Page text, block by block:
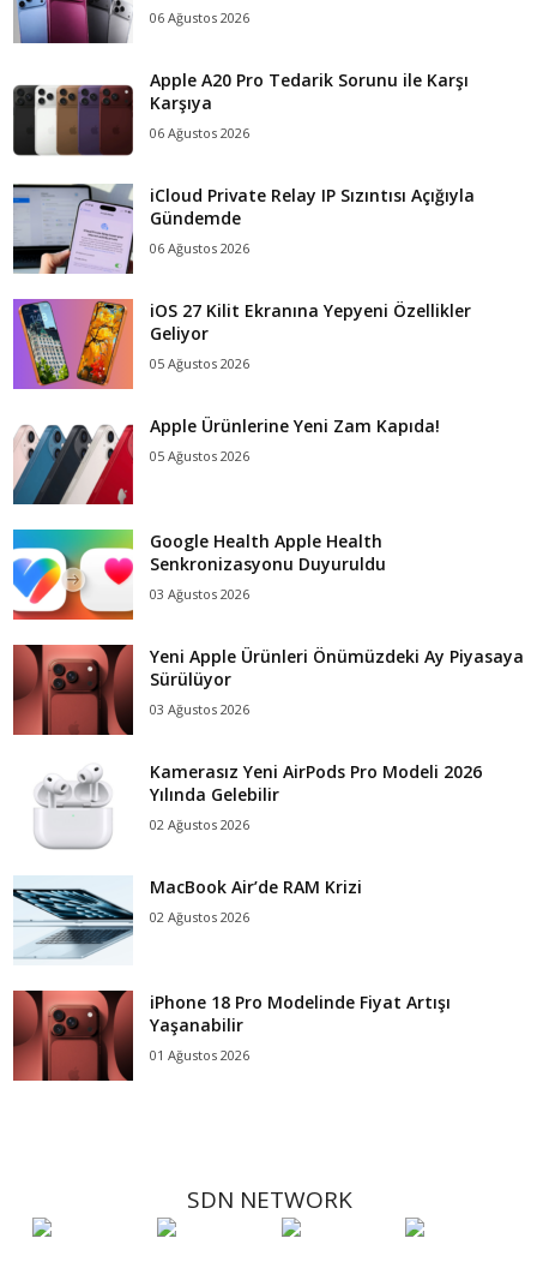
06 Ağustos 2026
Apple A20 Pro Tedarik Sorunu ile Karşı
Karşıya
06 Ağustos 2026
iCloud Private Relay IP Sızıntısı Açığıyla
Gündemde
06 Ağustos 2026
iOS 27 Kilit Ekranına Yepyeni Özellikler
Geliyor
05 Ağustos 2026
Apple Ürünlerine Yeni Zam Kapıda!
05 Ağustos 2026
Google Health Apple Health
Senkronizasyonu Duyuruldu
03 Ağustos 2026
Yeni Apple Ürünleri Önümüzdeki Ay Piyasaya
Sürülüyor
03 Ağustos 2026
Kamerasız Yeni AirPods Pro Modeli 2026
Yılında Gelebilir
02 Ağustos 2026
MacBook Air’de RAM Krizi
02 Ağustos 2026
iPhone 18 Pro Modelinde Fiyat Artışı
Yaşanabilir
01 Ağustos 2026
SDN NETWORK